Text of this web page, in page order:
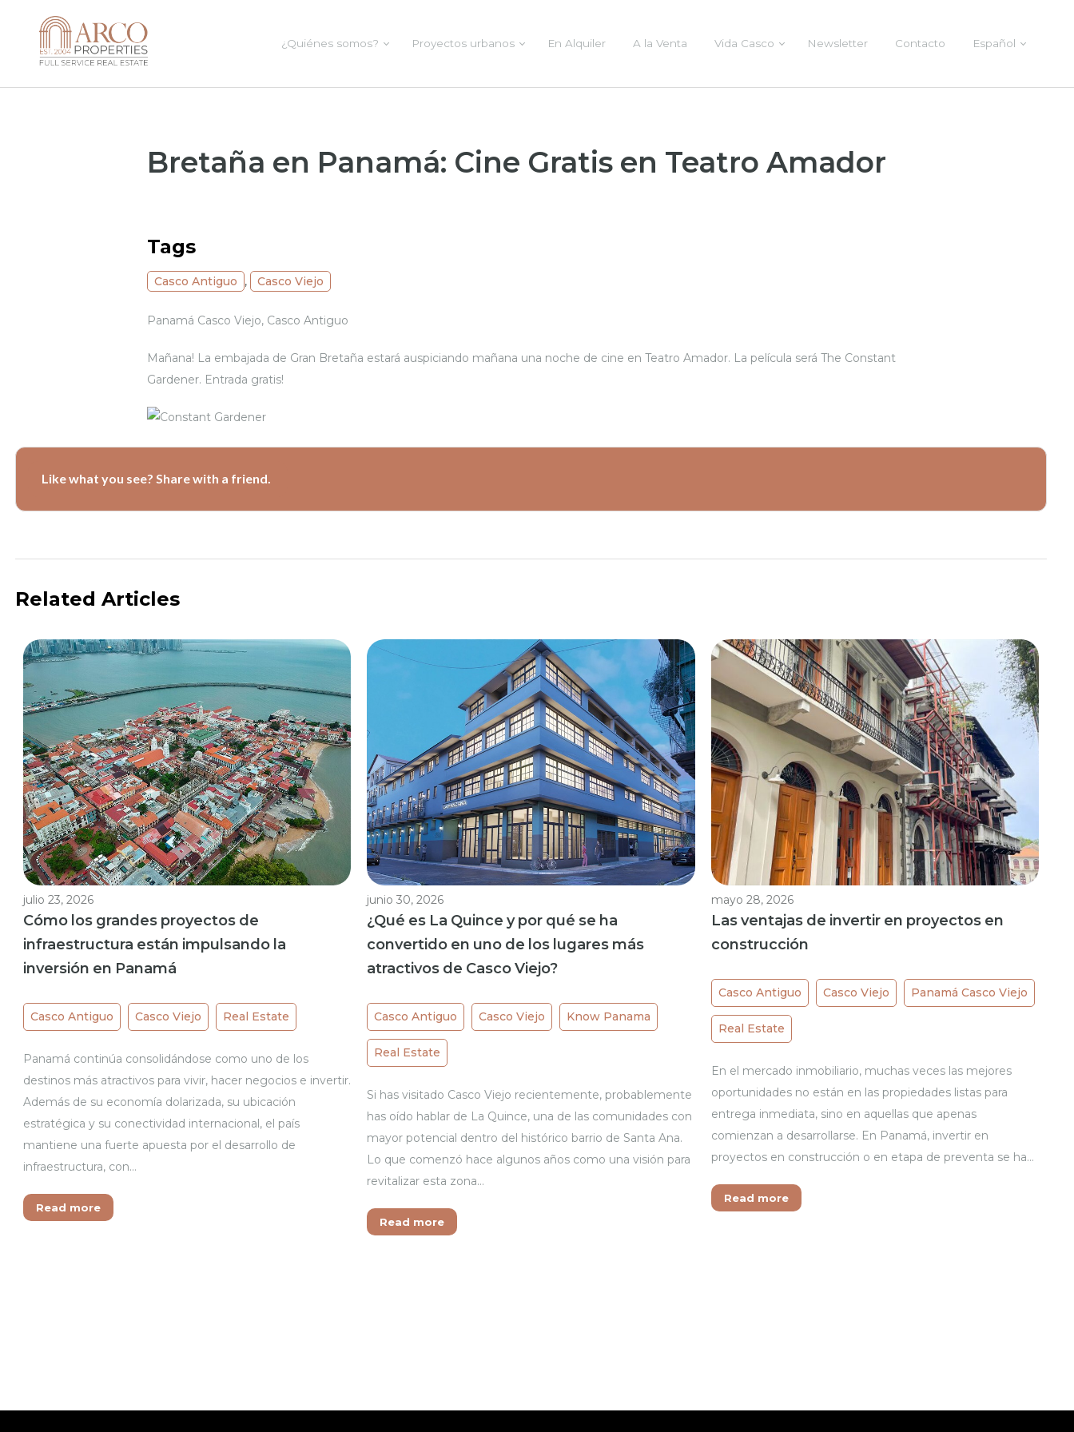
¿Quiénes somos? Proyectos urbanos En Alquiler A la Venta Vida Casco Newsletter Contacto Español
Bretaña en Panamá: Cine Gratis en Teatro Amador
Tags
Casco Antiguo , Casco Viejo
Panamá Casco Viejo, Casco Antiguo
Mañana! La embajada de Gran Bretaña estará auspiciando mañana una noche de cine en Teatro Amador. La película será The Constant
Gardener. Entrada gratis!
Like what you see? Share with a friend.
Related Articles
julio 23, 2026
Cómo los grandes proyectos de
infraestructura están impulsando la
inversión en Panamá
Casco Antiguo Casco Viejo Real Estate
Panamá continúa consolidándose como uno de los
destinos más atractivos para vivir, hacer negocios e invertir.
Además de su economía dolarizada, su ubicación
estratégica y su conectividad internacional, el país
mantiene una fuerte apuesta por el desarrollo de
infraestructura, con…
Read more
junio 30, 2026
¿Qué es La Quince y por qué se ha
convertido en uno de los lugares más
atractivos de Casco Viejo?
Casco Antiguo Casco Viejo Know Panama
Real Estate
Si has visitado Casco Viejo recientemente, probablemente
has oído hablar de La Quince, una de las comunidades con
mayor potencial dentro del histórico barrio de Santa Ana.
Lo que comenzó hace algunos años como una visión para
revitalizar esta zona…
Read more
mayo 28, 2026
Las ventajas de invertir en proyectos en
construcción
Casco Antiguo Casco Viejo Panamá Casco Viejo
Real Estate
En el mercado inmobiliario, muchas veces las mejores
oportunidades no están en las propiedades listas para
entrega inmediata, sino en aquellas que apenas
comienzan a desarrollarse. En Panamá, invertir en
proyectos en construcción o en etapa de preventa se ha…
Read more